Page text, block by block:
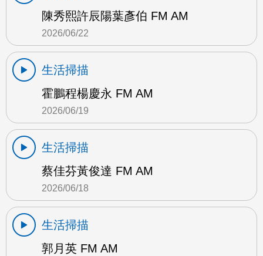
陳秀熙許辰陽葉彥伯 FM AM
2026/06/22
生活掃描
霍鵬程楊慶永 FM AM
2026/06/19
生活掃描
蔡佳芬黃俊達 FM AM
2026/06/18
生活掃描
郭月英 FM AM